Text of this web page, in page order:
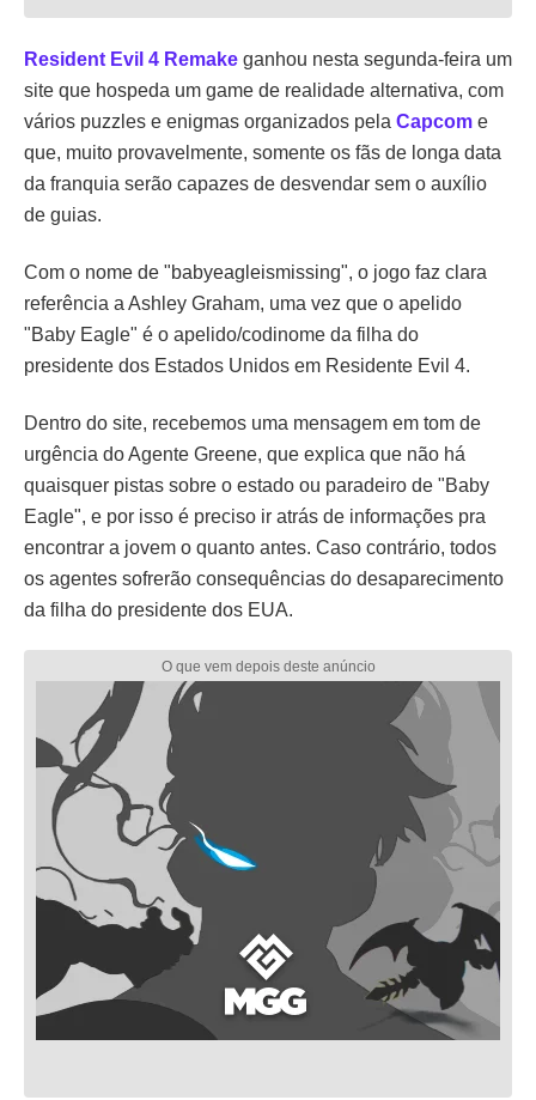
Resident Evil 4 Remake ganhou nesta segunda-feira um
site que hospeda um game de realidade alternativa, com
vários puzzles e enigmas organizados pela Capcom e
que, muito provavelmente, somente os fãs de longa data
da franquia serão capazes de desvendar sem o auxílio
de guias.
Com o nome de "babyeagleismissing", o jogo faz clara
referência a Ashley Graham, uma vez que o apelido
"Baby Eagle" é o apelido/codinome da filha do
presidente dos Estados Unidos em Residente Evil 4.
Dentro do site, recebemos uma mensagem em tom de
urgência do Agente Greene, que explica que não há
quaisquer pistas sobre o estado ou paradeiro de "Baby
Eagle", e por isso é preciso ir atrás de informações pra
encontrar a jovem o quanto antes. Caso contrário, todos
os agentes sofrerão consequências do desaparecimento
da filha do presidente dos EUA.